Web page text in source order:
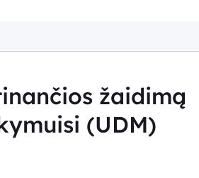
žaidimą
(UDM)